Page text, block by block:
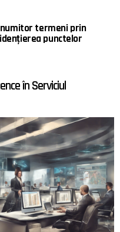
termeni prin
punctelor
în Serviciul